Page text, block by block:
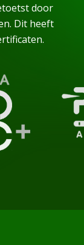
door
Dit heeft